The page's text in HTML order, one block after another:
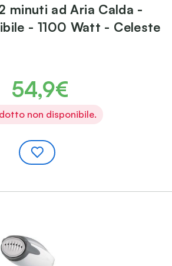
minuti ad Aria Calda -
- 1100 Watt - Celeste
54,9€
non disponibile.